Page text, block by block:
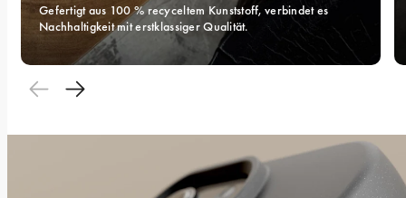
Gefertigt aus 100 % recyceltem Kunststoff, verbindet es
Nachhaltigkeit mit erstklassiger Qualität.